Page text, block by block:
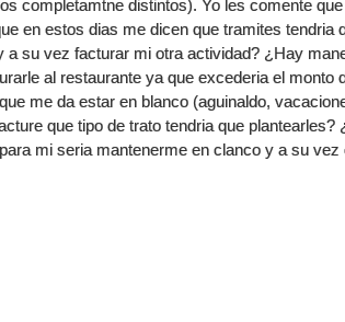
completamtne distintos). Yo les comente
en estos dias me dicen que tramites tendria
a su vez facturar mi otra actividad? ¿Hay
al restaurante ya que excederia el monto
me da estar en blanco (aguinaldo,
que tipo de trato tendria que plantearles?
mi seria mantenerme en clanco y a su vez